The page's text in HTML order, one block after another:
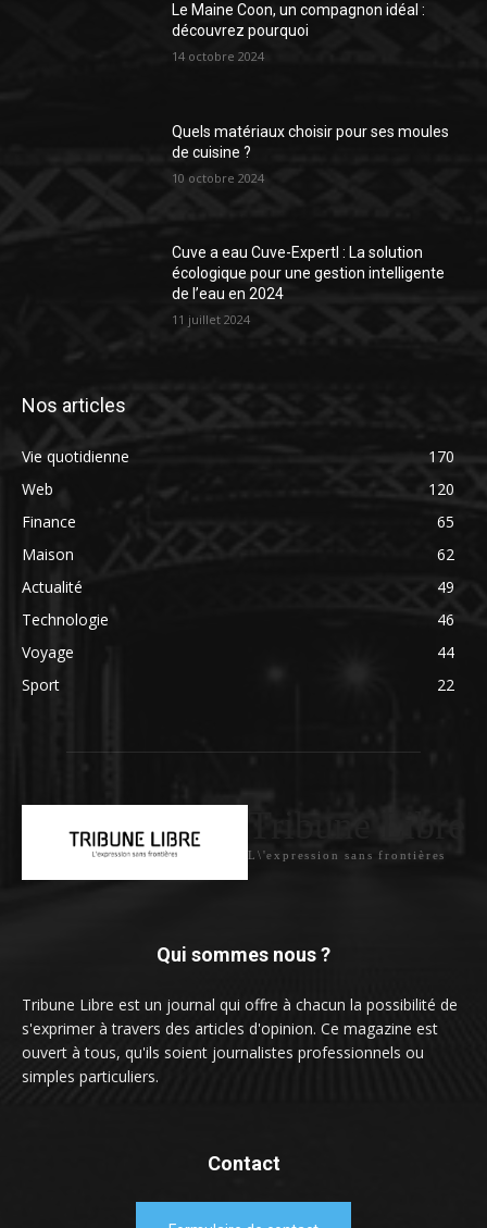
Le Maine Coon, un compagnon idéal :
découvrez pourquoi
14 octobre 2024
Quels matériaux choisir pour ses moules
de cuisine ?
10 octobre 2024
Cuve a eau Cuve-Expertl : La solution
écologique pour une gestion intelligente
de l’eau en 2024
11 juillet 2024
Nos articles
Vie quotidienne
170
Web
120
Finance
65
Maison
62
Actualité
49
Technologie
46
Voyage
44
Sport
22
Tribune Libre
L\'expression sans frontières
Qui sommes nous ?
Tribune Libre est un journal qui offre à chacun la possibilité de
s'exprimer à travers des articles d'opinion. Ce magazine est
ouvert à tous, qu'ils soient journalistes professionnels ou
simples particuliers.
Contact